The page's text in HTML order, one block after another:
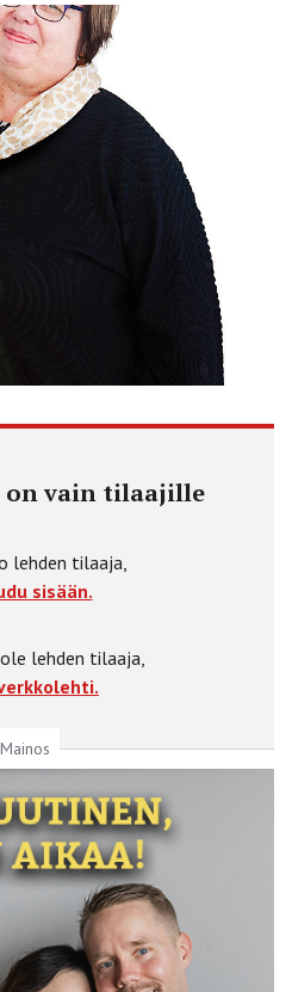
on vain tilaajille
lehden tilaaja,
sisään.
lehden tilaaja,
Mainos